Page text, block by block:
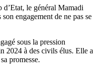
le général Mamadi
engagement de ne pas se
sous la pression
2024 à des civils élus. Elle a
promesse.